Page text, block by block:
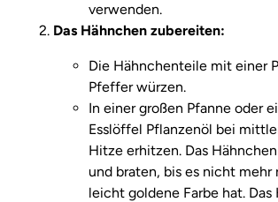
verwenden.
Das Hähnchen zubereiten:
Die Hähnchenteile mit einer
Pfeffer würzen.
In einer großen Pfanne oder
Esslöffel Pflanzenöl bei
Hitze erhitzen. Das
und braten, bis es nicht mehr
leicht goldene Farbe hat. Das